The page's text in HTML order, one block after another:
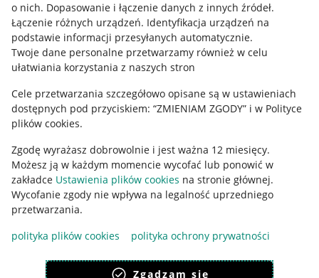
o nich. Dopasowanie i łączenie danych z innych źródeł.
Łączenie różnych urządzeń. Identyfikacja urządzeń na
podstawie informacji przesyłanych automatycznie.
Twoje dane personalne przetwarzamy również w celu
ułatwiania korzystania z naszych stron
Cele przetwarzania szczegółowo opisane są w ustawieniach
dostępnych pod przyciskiem: “ZMIENIAM ZGODY” i w Polityce
plików cookies.
Zgodę wyrażasz dobrowolnie i jest ważna 12 miesięcy.
Możesz ją w każdym momencie wycofać lub ponowić w
zakładce Ustawienia plików cookies na stronie głównej.
Wycofanie zgody nie wpływa na legalność uprzedniego
przetwarzania.
polityka plików cookies
polityka ochrony prywatności
Zgadzam się
Regulamin
Polityka plików "cookies"
Ustawienia plików "cookies"
Udostępnianie lokalizacji
Informacje dla Aktu o Usługach Cyfrowych
Pobierz aplikację